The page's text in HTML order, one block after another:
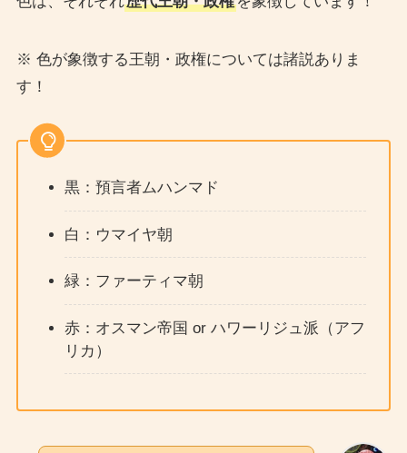
※ 色が象徴する王朝・政権については諸説ありま
す！
黒：預言者ムハンマド
白：ウマイヤ朝
緑：ファーティマ朝
赤：オスマン帝国 or ハワーリジュ派（アフ
リカ）